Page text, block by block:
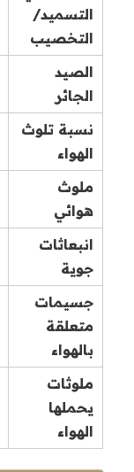
التسميد/
التخصيب
الصيد
الجائر
نسبة تلوث
الهواء
ملوث
هوائي
انبعاثات
جوية
جسيمات
متعلقة
بالهواء
ملوثات
يحملها
الهواء